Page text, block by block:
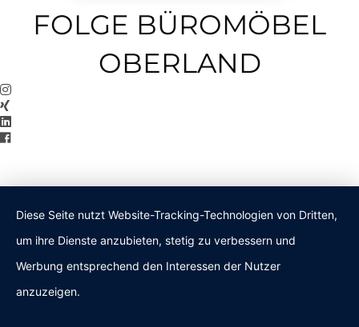
FOLGE BÜROMÖBEL
OBERLAND
Diese Seite nutzt Website-Tracking-Technologien von Dritten,
um ihre Dienste anzubieten, stetig zu verbessern und
Werbung entsprechend den Interessen der Nutzer
anzuzeigen.